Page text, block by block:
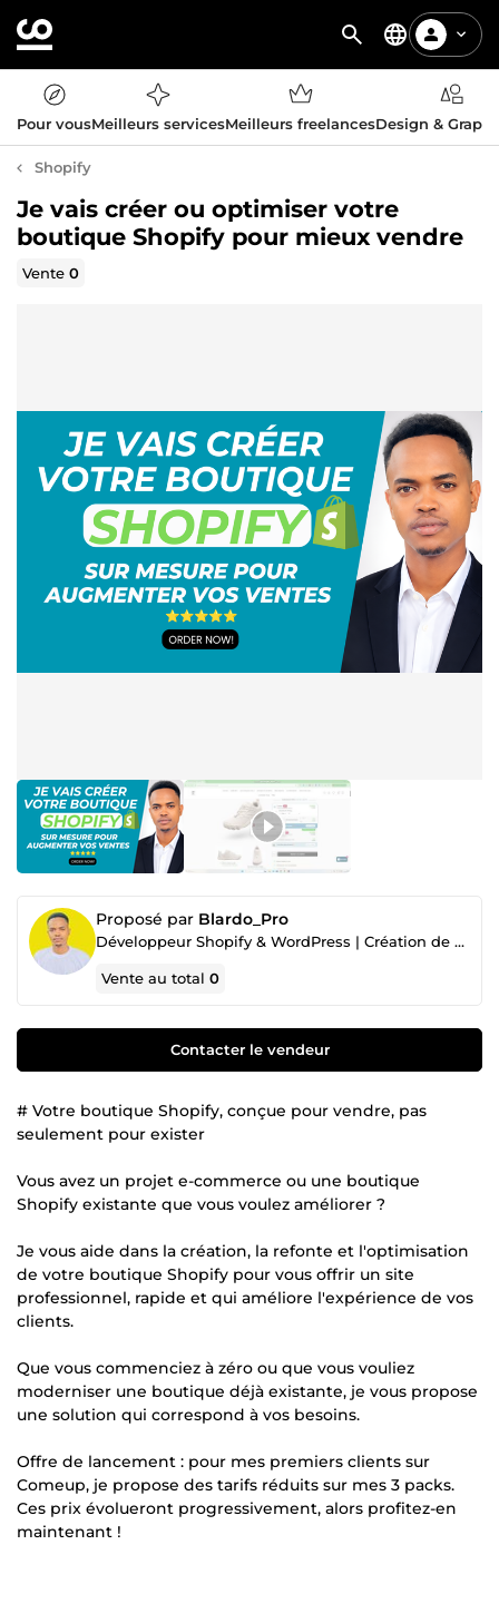
Pour vousMeilleurs servicesMeilleurs freelancesDesign &
Shopify
Je vais créer ou optimiser votre
boutique Shopify pour mieux vendre
Vente0
Proposé par Blardo_Pro
Développeur Shopify & WordPress | Création de Boutiques E-commerce et Sites Web Professionnels
Vente au total0
Contacter le vendeur
# Votre boutique Shopify, conçue pour vendre, pas
seulement pour exister
Vous avez un projet e-commerce ou une boutique
Shopify existante que vous voulez améliorer ?
Je vous aide dans la création, la refonte et l'optimisation
de votre boutique Shopify pour vous offrir un site
professionnel, rapide et qui améliore l'expérience de vos
clients.
Que vous commenciez à zéro ou que vous vouliez
moderniser une boutique déjà existante, je vous propose
une solution qui correspond à vos besoins.
Offre de lancement : pour mes premiers clients sur
Comeup, je propose des tarifs réduits sur mes 3 packs.
Ces prix évolueront progressivement, alors profitez-en
maintenant !